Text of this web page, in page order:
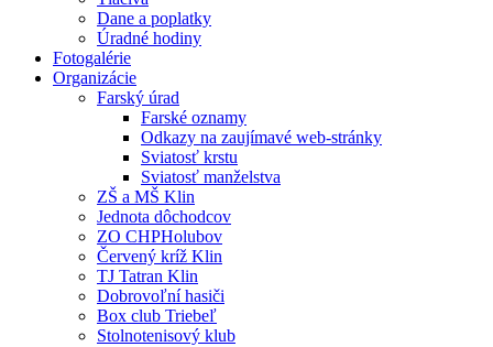
Dane a poplatky
Úradné hodiny
Fotogalérie
Organizácie
Farský úrad
Farské oznamy
Odkazy na zaujímavé web-stránky
Sviatosť krstu
Sviatosť manželstva
ZŠ a MŠ Klin
Jednota dôchodcov
ZO CHPHolubov
Červený kríž Klin
TJ Tatran Klin
Dobrovoľní hasiči
Box club Triebeľ
Stolnotenisový klub